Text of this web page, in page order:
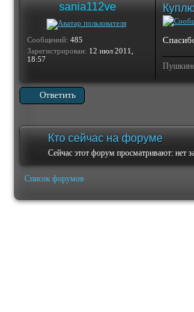
sania112ve
Сообщений: 485
Зарегистрирован: 12 июл 2011,
18:57
Ответить
Кто сейчас на форуме
Сейчас этот форум просматривают: нет
Список форумов